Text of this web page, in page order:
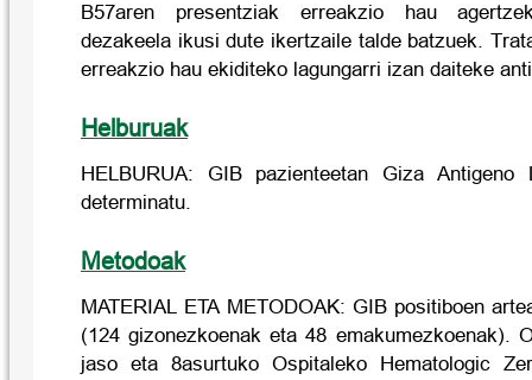
B57aren presentziak erreakzio hau
dezakeela ikusi dute ikertzaile talde batzuek.
erreakzio hau ekiditeko lagungarri izan daiteke
Helburuak
HELBURUA: GIB pazienteetan Giza Antigeno
determinatu.
Metodoak
MATERIAL ETA METODOAK: GIB positiboen
(124 gizonezkoenak eta 48 emakumezkoenak).
jaso eta 8asurtuko Ospitaleko Hematologic